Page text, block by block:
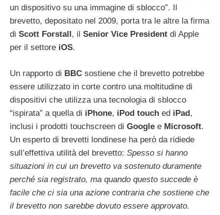
un dispositivo su una immagine di sblocco”. Il
brevetto, depositato nel 2009, porta tra le altre la firma
di Scott Forstall , il Senior Vice President di Apple
per il settore iOS.
Un rapporto di BBC sostiene che il brevetto potrebbe
essere utilizzato in corte contro una moltitudine di
dispositivi che utilizza una tecnologia di sblocco
“ispirata” a quella di iPhone, iPod touch ed iPad,
inclusi i prodotti touchscreen di Google e Microsoft.
Un esperto di brevetti londinese ha però da ridiede
sull’effettiva utilità del brevetto: Spesso si hanno
situazioni in cui un brevetto va sostenuto duramente
perché sia registrato, ma quando questo succede è
facile che ci sia una azione contraria che sostiene che
il brevetto non sarebbe dovuto essere approvato.